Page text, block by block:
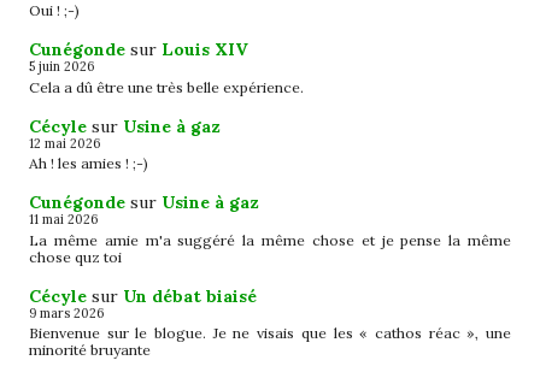
Oui ! ;-)
Cunégonde sur Louis XIV
5 juin 2026
Cela a dû être une très belle expérience.
Cécyle sur Usine à gaz
12 mai 2026
Ah ! les amies ! ;-)
Cunégonde sur Usine à gaz
11 mai 2026
La même amie m'a suggéré la même chose et je pense la même
chose quz toi
Cécyle sur Un débat biaisé
9 mars 2026
Bienvenue sur le blogue. Je ne visais que les « cathos réac », une
minorité bruyante